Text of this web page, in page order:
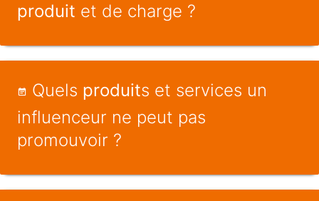
produit et de charge ?
Quels produits et services un
influenceur ne peut pas
promouvoir ?